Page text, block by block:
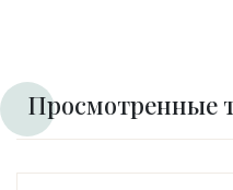
Просмотренные